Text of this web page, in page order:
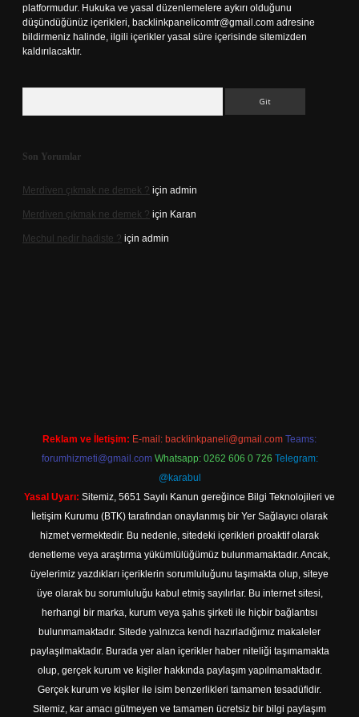
platformudur. Hukuka ve yasal düzenlemelere aykırı olduğunu
düşündüğünüz içerikleri, backlinkpanelicomtr@gmail.com adresine
bildirmeniz halinde, ilgili içerikler yasal süre içerisinde sitemizden
kaldırılacaktır.
Son Yorumlar
Merdiven çıkmak ne demek ? için admin
Merdiven çıkmak ne demek ? için Karan
Mechul nedir hadiste ? için admin
Reklam ve İletişim: E-mail: backlinkpaneli@gmail.com Teams:
forumhizmeti@gmail.com Whatsapp: 0262 606 0 726 Telegram:
@karabul
Yasal Uyarı: Sitemiz, 5651 Sayılı Kanun gereğince Bilgi Teknolojileri ve
İletişim Kurumu (BTK) tarafından onaylanmış bir Yer Sağlayıcı olarak
hizmet vermektedir. Bu nedenle, sitedeki içerikleri proaktif olarak
denetleme veya araştırma yükümlülüğümüz bulunmamaktadır. Ancak,
üyelerimiz yazdıkları içeriklerin sorumluluğunu taşımakta olup, siteye
üye olarak bu sorumluluğu kabul etmiş sayılırlar. Bu internet sitesi,
herhangi bir marka, kurum veya şahıs şirketi ile hiçbir bağlantısı
bulunmamaktadır. Sitede yalnızca kendi hazırladığımız makaleler
paylaşılmaktadır. Burada yer alan içerikler haber niteliği taşımamakta
olup, gerçek kurum ve kişiler hakkında paylaşım yapılmamaktadır.
Gerçek kurum ve kişiler ile isim benzerlikleri tamamen tesadüfidir.
Sitemiz, kar amacı gütmeyen ve tamamen ücretsiz bir bilgi paylaşım